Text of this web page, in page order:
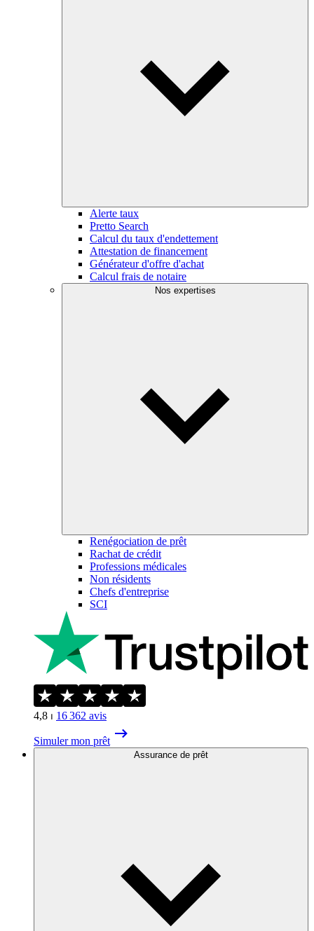
Alerte taux
Pretto Search
Calcul du taux d'endettement
Attestation de financement
Générateur d'offre d'achat
Calcul frais de notaire
Nos expertises
Renégociation de prêt
Rachat de crédit
Professions médicales
Non résidents
Chefs d'entreprise
SCI
4,8 ⏐ 16 362 avis
Simuler mon prêt
Assurance de prêt